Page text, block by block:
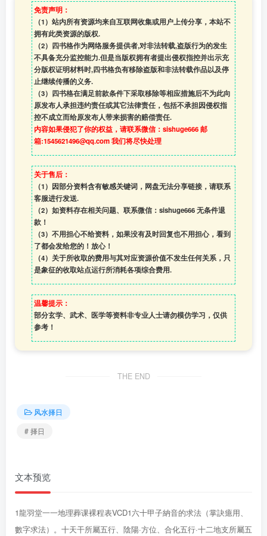
免责声明：
（1）站内所有资源均来自互联网收集或用户上传分享，本站不
拥有此类资源的版权.
（2）四书格作为网络服务提供者,对非法转载,盗版行为的发生
不具备充分监控能力.但是当版权拥有者提出侵权指控并出示充
分版权证明材料时,四书格负有移除盗版和非法转载作品以及停
止继续传播的义务.
（3）四书格在满足前款条件下采取移除等相应措施后不为此向
原发布人承担违约责任或其它法律责任，包括不承担因侵权指
控不成立而给原发布人带来损害的赔偿责任.
内容如果侵犯了你的权益，请联系微信：sishuge666 邮
箱:1545621496@qq.com 我们将尽快处理
关于售后：
（1）因部分资料含有敏感关键词，网盘无法分享链接，请联系
客服进行发送.
（2）如资料存在相关问题、联系微信：sishuge666 无条件退
款！
（3） 不用担心不给资料，如果没有及时回复也不用担心，看到
了都会发给您的！放心！
（4） 关于所收取的费用与其对应资源价值不发生任何关系，只
是象征的收取站点运行所消耗各项综合费用.
温馨提示：
部分玄学、武术、医学等资料非专业人士请勿模仿学习，仅供
参考！
THE END
风水择日
# 择日
文本预览
1龍羽堂一一地理葬课裸程表VCD1六十甲子納音的求法（掌訣癔用、
數字求法）。十天干所屬五行、陰陽·方位、合化五行·十二地支所屬五